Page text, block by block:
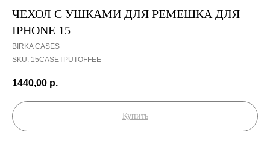
ЧЕХОЛ С УШКАМИ ДЛЯ РЕМЕШКА ДЛЯ
IPHONE 15
BIRKA CASES
SKU: 15CASETPUTOFFEE
1440,00 р.
Купить